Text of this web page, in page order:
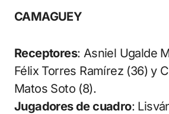
CAMAGUEY
Receptores: Asniel Ugalde
Félix Torres Ramírez (36) y
Matos Soto (8).
Jugadores de cuadro: